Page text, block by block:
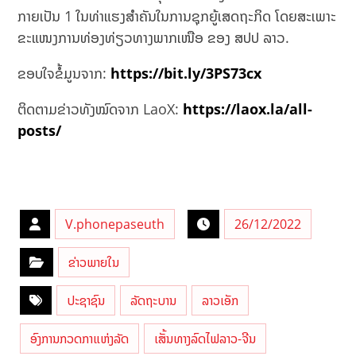
ກາຍເປັນ 1 ໃນທ່າແຮງສຳຄັນໃນການຊຸກຍູ້ເສດຖະກິດ ໂດຍສະເພາະ
ຂະແໜງການທ່ອງທ່ຽວທາງພາກເໜືອ ຂອງ ສປປ ລາວ.
ຂອບໃຈຂໍ້ມູນຈາກ: https://bit.ly/3PS73cx
ຕິດຕາມຂ່າວທັງໝົດຈາກ LaoX: https://laox.la/all-
posts/
V.phonepaseuth 26/12/2022
ຂ່າວພາຍໃນ
ປະຊາຊົນ ລັດຖະບານ ລາວເອັກ
ອົງການກວດກາແຫ່ງລັດ ເສັ້ນທາງລົດໄຟລາວ-ຈີນ